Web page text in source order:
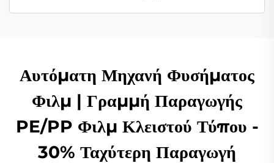
Αυτόματη Μηχανή Φυσήματος
Φιλμ | Γραμμή Παραγωγής
PE/PP Φιλμ Κλειστού Τύπου -
30% Ταχύτερη Παραγωγή